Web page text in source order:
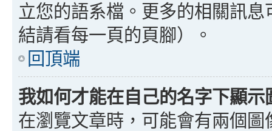
立您的語系檔。更多的相關訊
結請看每一頁的頁腳）。
回頂端
我如何才能在自己的名字下顯示
在瀏覽文章時，可能會有兩個